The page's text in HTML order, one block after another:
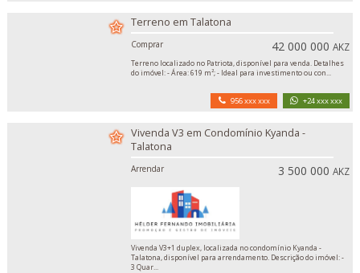
Terreno em Talatona
Comprar 42 000 000AKZ
Terreno localizado no Patriota, disponível para venda. Detalhes
do imóvel: - Área: 619 m²; - Ideal para investimento ou con...
956 xxx xxx +24 xxx xxx
Vivenda V3 em Condomínio Kyanda -
Talatona
Arrendar 3 500 000AKZ
Vivenda V3+1 duplex, localizada no condomínio Kyanda -
Talatona, disponível para arrendamento. Descrição do imóvel: -
3 Quar...